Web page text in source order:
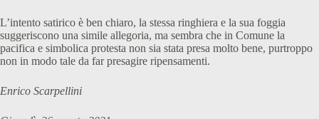
L’intento satirico è ben chiaro, la stessa ringhiera e la sua foggia
suggeriscono una simile allegoria, ma sembra che in Comune la
pacifica e simbolica protesta non sia stata presa molto bene, purtroppo
non in modo tale da far presagire ripensamenti.
Enrico Scarpellini